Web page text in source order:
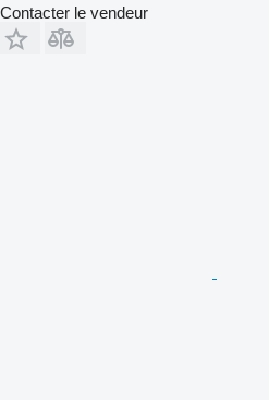
Contacter le vendeur